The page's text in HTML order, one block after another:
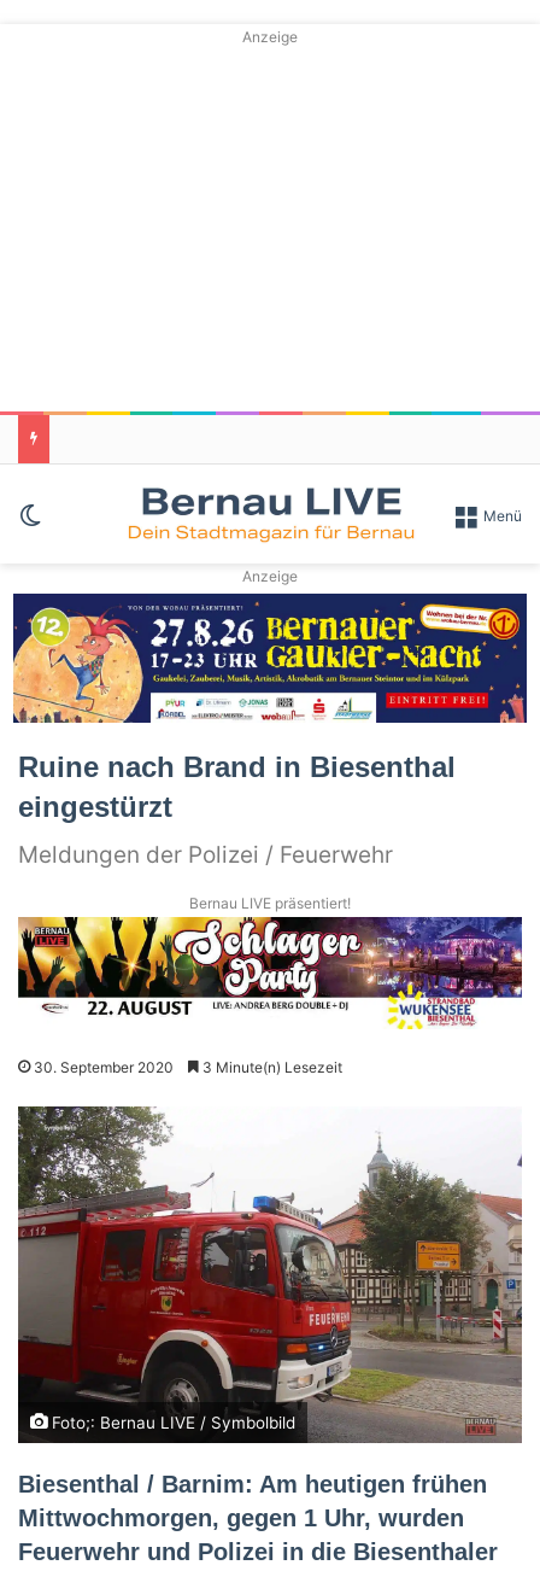
Anzeige
Skin umschalten Menü
Anzeige
Ruine nach Brand in Biesenthal
eingestürzt
Meldungen der Polizei / Feuerwehr
Bernau LIVE präsentiert!
30. September 2020 3 Minute(n) Lesezeit
Foto;: Bernau LIVE / Symbolbild
Biesenthal / Barnim: Am heutigen frühen
Mittwochmorgen, gegen 1 Uhr, wurden
Feuerwehr und Polizei in die Biesenthaler